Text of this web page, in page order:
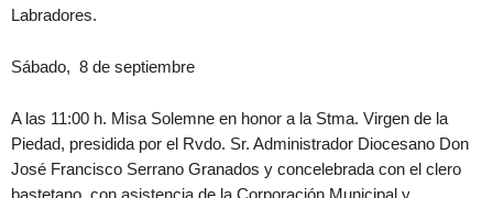
Labradores.
Sábado, 8 de septiembre
A las 11:00 h. Misa Solemne en honor a la Stma. Virgen de la
Piedad, presidida por el Rvdo. Sr. Administrador Diocesano Don
José Francisco Serrano Granados y concelebrada con el clero
bastetano, con asistencia de la Corporación Municipal y